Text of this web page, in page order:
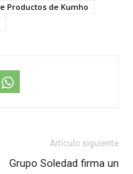
Productos de Kumho
Artículo siguiente
Grupo Soledad firma un